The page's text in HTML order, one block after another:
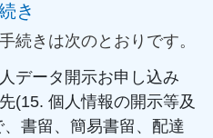
き
続きは次のとおりです。
データ開示お申し込み
(15. 個人情報の開示等及
書留、簡易書留、配達